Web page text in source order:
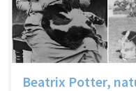
Beatrix Potter,